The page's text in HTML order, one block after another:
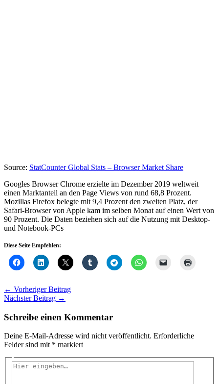
Source: StatCounter Global Stats – Browser Market Share
Googles Browser Chrome erzielte im Dezember 2019 weltweit
einen Marktanteil an den Page Views von rund 68,8 Prozent.
Mozillas Firefox belegte mit 9,4 Prozent den zweiten Platz, der
Safari-Browser von Apple kam im selben Monat auf einen Wert von
90 Prozent. Die Daten beziehen sich auf die Nutzung mit Desktop-
und Notebook-PCs
Diese Seite Empfehlen:
← Vorheriger Beitrag
Nächster Beitrag →
Schreibe einen Kommentar
Deine E-Mail-Adresse wird nicht veröffentlicht. Erforderliche
Felder sind mit * markiert
Hier